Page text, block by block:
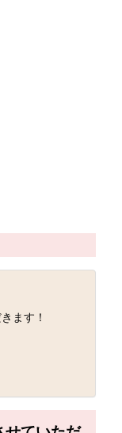
ます！